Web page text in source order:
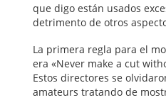
que digo están usados
detrimento de otros
La primera regla para el
era «Never make a cut
Estos directores se
amateurs tratando de